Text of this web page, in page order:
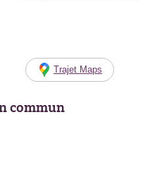
Trajet Maps
commun